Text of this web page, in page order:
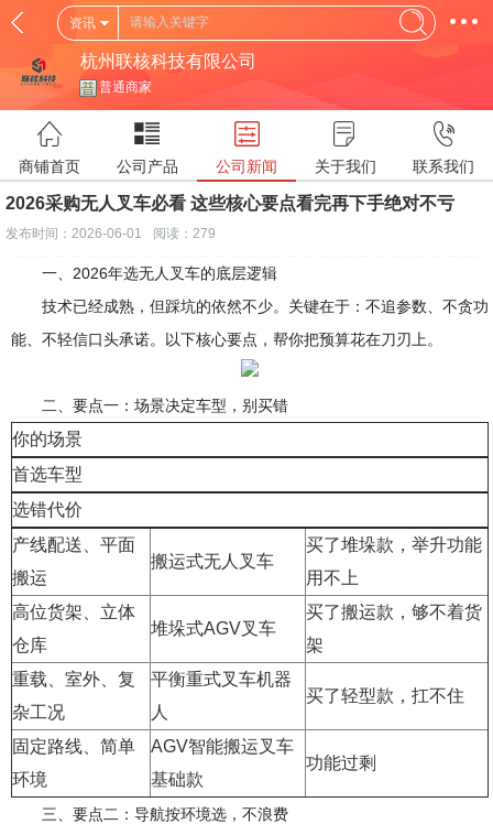
资讯
杭州联核科技有限公司
普通商家
商铺首页 公司产品 公司新闻 关于我们 联系我们
2026采购无人叉车必看 这些核心要点看完再下手绝对不亏
发布时间：2026-06-01 阅读：279
一、2026年选无人叉车的底层逻辑
技术已经成熟，但踩坑的依然不少。关键在于：不追参数、不贪功
能、不轻信口头承诺。以下核心要点，帮你把预算花在刀刃上。
二、要点一：场景决定车型，别买错
你的场景
首选车型
选错代价
产线配送、平面
搬运
搬运式无人叉车
买了堆垛款，举升功能
用不上
高位货架、立体
仓库
堆垛式AGV叉车
买了搬运款，够不着货
架
重载、室外、复
杂工况
平衡重式叉车机器
人
买了轻型款，扛不住
固定路线、简单
环境
AGV智能搬运叉车
基础款
功能过剩
三、要点二：导航按环境选，不浪费